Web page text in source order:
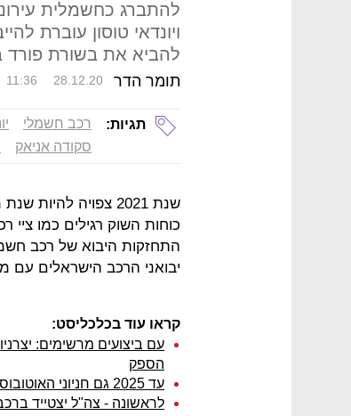
להתברג כחשמלית
ויונדאי טוסון עוברת
להביא את בשורת פורד
תומר הדר 11:36 28.12.20
תגיות: רכב חשמלי
סקודה אניאק
שנת 2021 צפויה
כוחות השוק רגילים כמו
התחזקות היבוא של רכב
יבואני הרכב הישראלים עם
קראו עוד בכלכליסט:
עם ביצועים מרשימים:
הספק
עד 2025 גם חניוני האוטובוסים יכללו עמדות טעינה למכוניות חשמליות
לראשונה - צה"ל יצטייד